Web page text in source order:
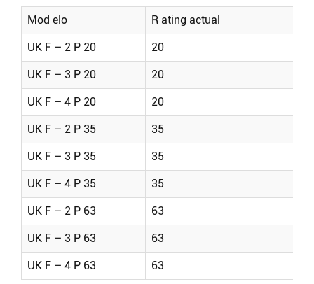
Mod elo R ating actual
UK F – 2 P 20 20
UK F – 3 P 20 20
UK F – 4 P 20 20
UK F – 2 P 35 35
UK F – 3 P 35 35
UK F – 4 P 35 35
UK F – 2 P 63 63
UK F – 3 P 63 63
UK F – 4 P 63 63